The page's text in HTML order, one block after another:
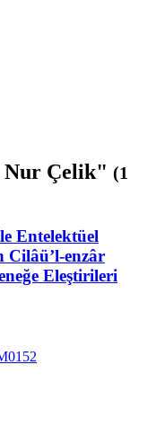
Nur Çelik" (1
Entelektüel
enzâr
Eleştirileri